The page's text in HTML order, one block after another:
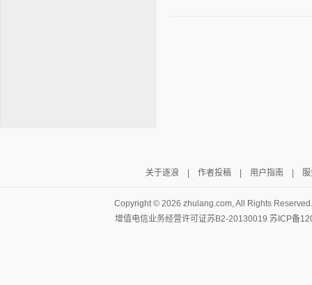
关于逐浪 作者投稿| 用户指南 服
Copyright © 2026 zhulang.com, All Rights
增值电信业务经营许可证苏B2-20130019 苏ICP备